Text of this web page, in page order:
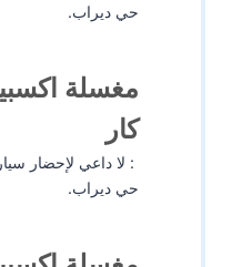
حي ديراب.
مغسلة
كار
: لا داعي لإحضار
حي ديراب.